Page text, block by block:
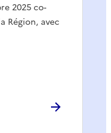
2025 co-
Région, avec